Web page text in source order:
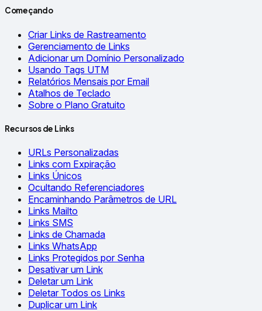
Começando
Criar Links de Rastreamento
Gerenciamento de Links
Adicionar um Domínio Personalizado
Usando Tags UTM
Relatórios Mensais por Email
Atalhos de Teclado
Sobre o Plano Gratuito
Recursos de Links
URLs Personalizadas
Links com Expiração
Links Únicos
Ocultando Referenciadores
Encaminhando Parâmetros de URL
Links Mailto
Links SMS
Links de Chamada
Links WhatsApp
Links Protegidos por Senha
Desativar um Link
Deletar um Link
Deletar Todos os Links
Duplicar um Link